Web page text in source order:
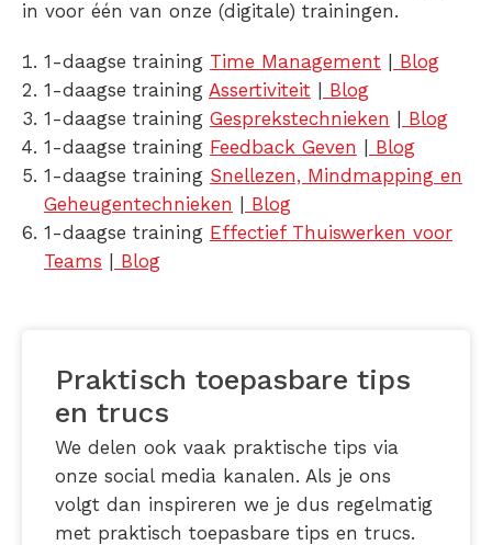
in voor één van onze (digitale) trainingen.
1-daagse training Time Management
Blog
1-daagse training Assertiviteit
Blog
1-daagse training Gesprekstechnieken
Blog
1-daagse training Feedback Geven
Blog
1-daagse training Snellezen, Mindmapping en
Geheugentechnieken
Blog
1-daagse training Effectief Thuiswerken voor
Teams
Blog
Praktisch toepasbare tips
en trucs
We delen ook vaak praktische tips via
onze social media kanalen. Als je ons
volgt dan inspireren we je dus regelmatig
met praktisch toepasbare tips en trucs.